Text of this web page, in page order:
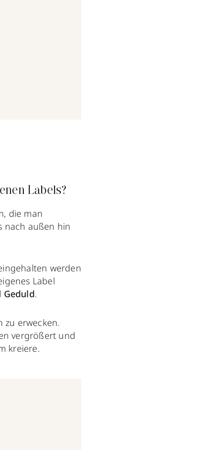
Labels?
die man
nach außen hin
werden
Label
Geduld.
zu erwecken.
vergrößert und
kreiere.